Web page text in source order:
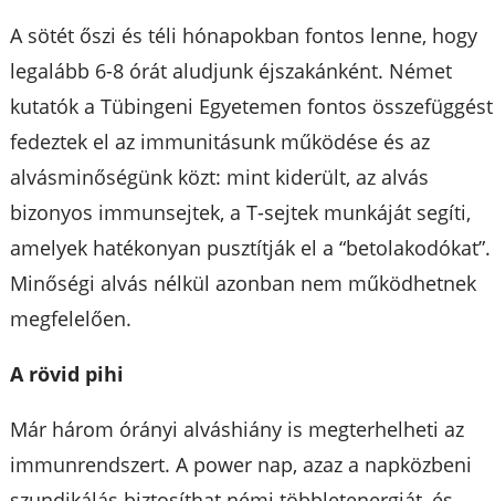
A sötét őszi és téli hónapokban fontos lenne, hogy
legalább 6-8 órát aludjunk éjszakánként. Német
kutatók a Tübingeni Egyetemen fontos összefüggést
fedeztek el az immunitásunk működése és az
alvásminőségünk közt: mint kiderült, az alvás
bizonyos immunsejtek, a T-sejtek munkáját segíti,
amelyek hatékonyan pusztítják el a “betolakodókat”.
Minőségi alvás nélkül azonban nem működhetnek
megfelelően.
A rövid pihi
Már három órányi alváshiány is megterhelheti az
immunrendszert. A power nap, azaz a napközbeni